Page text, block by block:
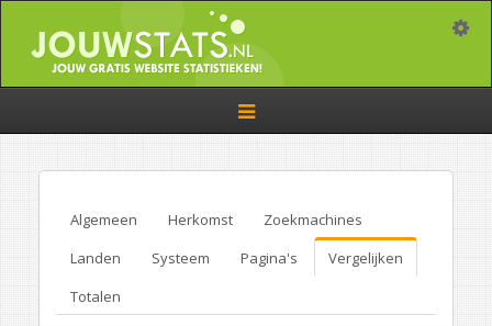
Toggle
navigation
Algemeen Herkomst
Zoekmachines
Landen
Systeem Pagina's
Vergelijken
Totalen